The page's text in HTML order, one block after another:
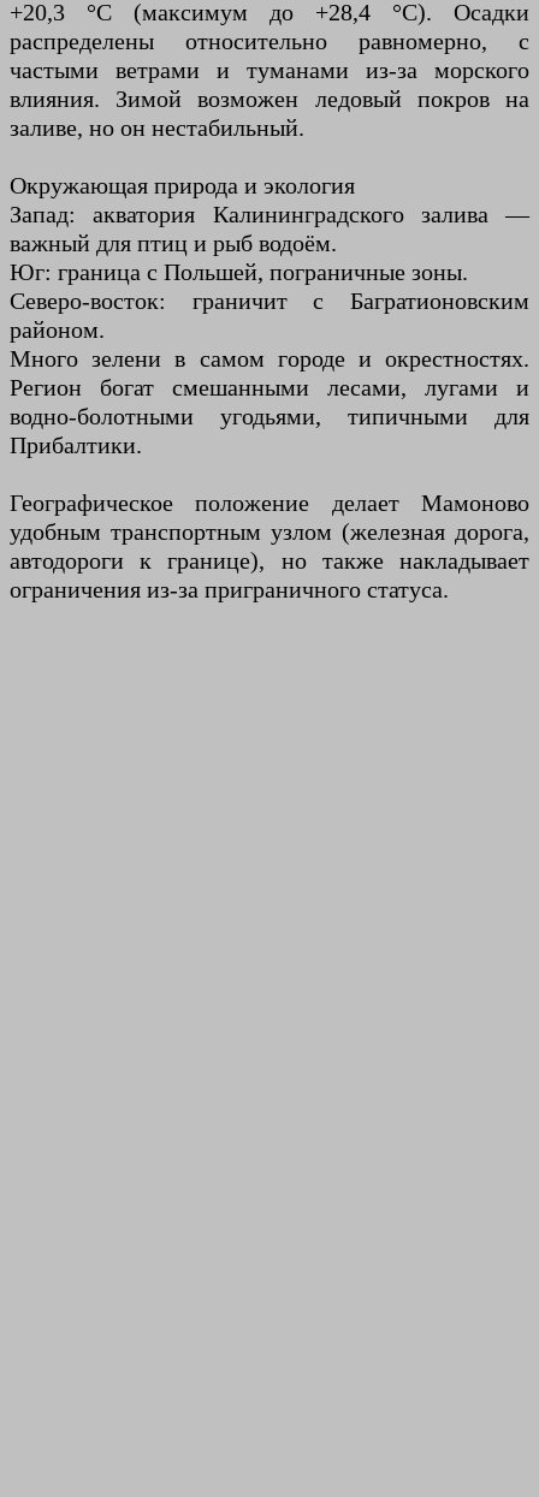
+20,3 °C (максимум до +28,4 °C). Осадки
распределены относительно равномерно, с
частыми ветрами и туманами из-за морского
влияния. Зимой возможен ледовый покров на
заливе, но он нестабильный.
Окружающая природа и экология
Запад: акватория Калининградского залива —
важный для птиц и рыб водоём.
Юг: граница с Польшей, пограничные зоны.
Северо-восток: граничит с Багратионовским
районом.
Много зелени в самом городе и окрестностях.
Регион богат смешанными лесами, лугами и
водно-болотными угодьями, типичными для
Прибалтики.
Географическое положение делает Мамоново
удобным транспортным узлом (железная дорога,
автодороги к границе), но также накладывает
ограничения из-за приграничного статуса.